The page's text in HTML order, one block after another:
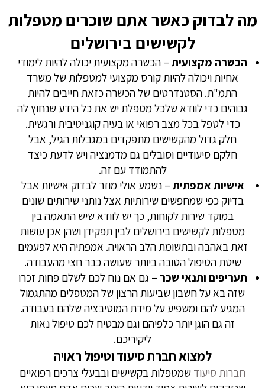
מה לבדוק כאשר אתם שוכרים מטפלות
לקשישים בירושלים
הכשרה מקצועית – הכשרה מקצועית יכולה להיות לימודי
אחיות ויכולה להיות קורס מקצועי למטפלות של משרד
התמ"ת. הסטנדרטים של הכשרה כזאת חייבים להיות
גבוהים כדי לוודא שלכל מטפלת יש את כל הידע שנחוץ לה
כדי לטפל בכל מצב רפואי או בעיה קוגניטיבית ורגשית.
חלק גדול מהקשישים מתפקדים במגבלות הגיל, אבל
חלקם סיעודיים וסובלים גם מדמנציה ויש לדעת כיצד
להתמודד עם זה.
אישיות אמפתית – נשמע אולי מוזר לבדוק אישיות אבל
בדיוק כפי שמחפשים שירותיות אצל נותני שירותים שונים
במוקד שירות לקוחות, כך יש לוודא שיש התאמה בין
מטפלות לקשישים בירושלים לבין תפקידן ושהן אכן עושות
זאת באהבה ובתשומת הלב הראויה. אמפתיה היא לפעמים
שיטת הטיפול הטובה ביותר שעושה כבר חצי מהעבודה.
תעריפים ותנאי שכר – גם אם נוח לכם לשלם פחות זכרו
שזה בא על חשבון שביעות הרצון של המטפלים מהתגמול
המגיע להם ומשפיע על מידת המוטיבציה שלהם בעבודה.
זה גם הוגן יותר כלפיהם וגם מבטיח לכם טיפול נאות
ליקיריכם.
למצוא חברת סיעוד וטיפול ראויה
חברות סיעוד שמטפלות בקשישים ובבעלי צרכים רפואיים